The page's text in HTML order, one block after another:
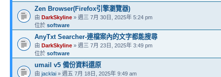
Zen Browser(Firefox引擎瀏覽器)
由 DarkSkyline » 週三 7月 30日, 2025年 5:24 pm
位於 software
AnyTxt Searcher-連檔案內的文字都能搜尋
由 DarkSkyline » 週三 7月 23日, 2025年 3:49 pm
位於 software
umail v5 備份資料還原
由 jacklai » 週五 7月 18日, 2025年 9:49 am